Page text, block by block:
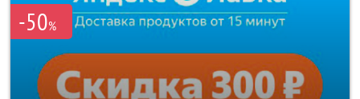
-50%